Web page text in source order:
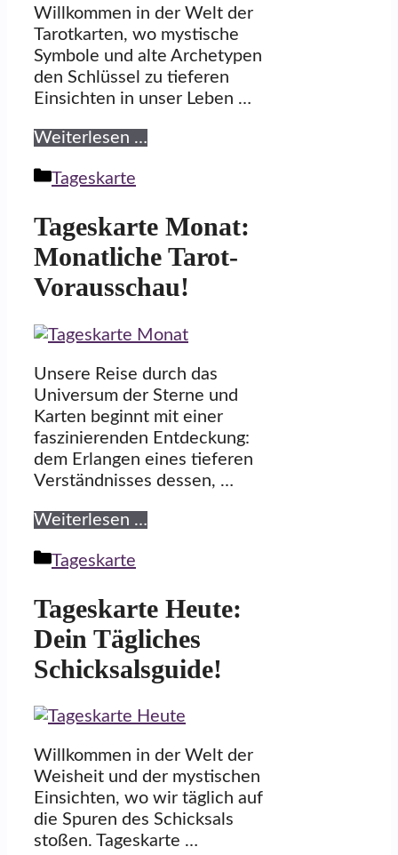
Willkommen in der Welt der
Tarotkarten, wo mystische
Symbole und alte Archetypen
den Schlüssel zu tieferen
Einsichten in unser Leben …
Weiterlesen …
Kategorien
Tageskarte
Tageskarte Monat:
Monatliche Tarot-
Vorausschau!
Unsere Reise durch das
Universum der Sterne und
Karten beginnt mit einer
faszinierenden Entdeckung:
dem Erlangen eines tieferen
Verständnisses dessen, …
Weiterlesen …
Kategorien
Tageskarte
Tageskarte Heute:
Dein Tägliches
Schicksalsguide!
Willkommen in der Welt der
Weisheit und der mystischen
Einsichten, wo wir täglich auf
die Spuren des Schicksals
stoßen. Tageskarte …